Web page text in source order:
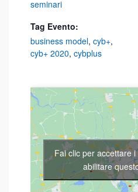
seminari
Tag Evento:
business model, cyb+,
cyb+ 2020, cybplus
Fai clic per accettare
abilitare